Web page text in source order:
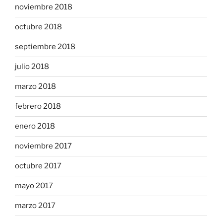
noviembre 2018
octubre 2018
septiembre 2018
julio 2018
marzo 2018
febrero 2018
enero 2018
noviembre 2017
octubre 2017
mayo 2017
marzo 2017